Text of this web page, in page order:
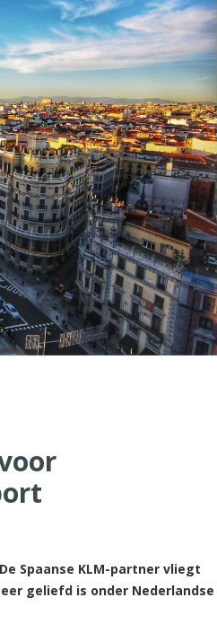
Spaanse KLM-partner vliegt
geliefd is onder Nederlandse